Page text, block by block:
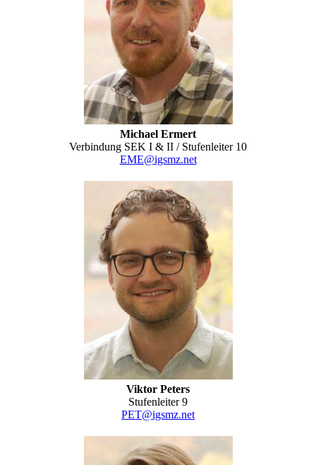
Michael Ermert
Verbindung SEK I & II / Stufenleiter 10
EME@igsmz.net
Viktor Peters
Stufenleiter 9
PET@igsmz.net